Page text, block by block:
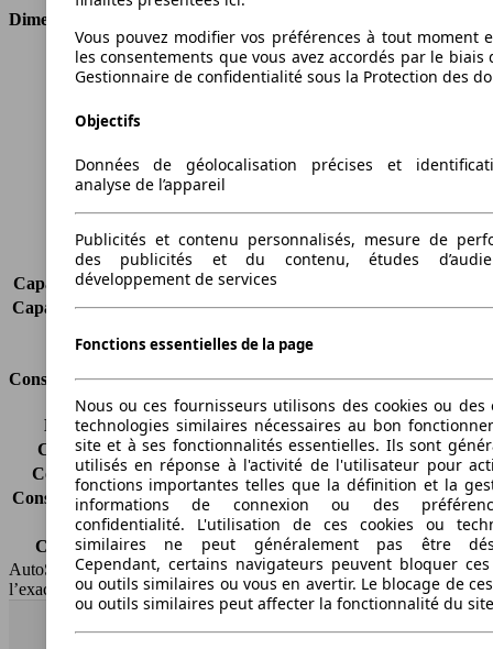
Dimensions
Longueur
4998 mm
Largeur
Poids maximum
2998 kg
Charge maximale
Portes
4
Sièges
9
Charge sur toit
-
Capacité de remorquage (sans freins)
Capacité de remorquage (avec freins) 2000 kg
Consommation
Émissions de CO2*
152 g/km (komb.)
Consommation (ville)
6.8 l/100km
Consommation (route)
5.3 l/100km
Consommation (combinée)*
5.8 l/100km
Classe d'émissions
Euro 6b
Capacité du réservoir
80 l
AutoScout24 Belgium SA décline toute responsabilité concernant
l’exactitude des informations fournies
Haut
Vous pouvez modifier vos préférences à tout moment
les consentements que vous avez accordés par le biais
Gestionnaire de confidentialité sous la Protection des
Objectifs
Données de géolocalisation précises et
analyse de l’appareil
Publicités et contenu personnalisés, mesure de
des publicités et du contenu, études
développement de services
Fonctions essentielles de la page
Nous ou ces fournisseurs utilisons des cookies ou des
technologies similaires nécessaires au bon
site et à ses fonctionnalités essentielles. Ils sont
utilisés en réponse à l'activité de l'utilisateur pour
fonctions importantes telles que la définition et la
informations de connexion ou des
confidentialité. L'utilisation de ces cookies ou
similaires ne peut généralement pas être
Cependant, certains navigateurs peuvent bloquer ces
ou outils similaires ou vous en avertir. Le blocage de
ou outils similaires peut affecter la fonctionnalité du